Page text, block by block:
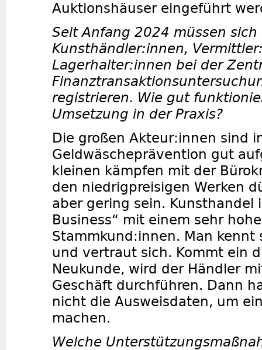
Auktionshäuser eingeführt
Seit Anfang 2024 müssen sich
Kunsthändler:innen,
Lagerhalter:innen bei der
registrieren. Wie gut
Umsetzung in der Praxis?
Die großen Akteur:innen sind
Geldwäscheprävention gut
kleinen kämpfen mit der
den niedrigpreisigen Werken
aber gering sein. Kunsthandel
Business“ mit einem sehr
Stammkund:innen. Man kennt
und vertraut sich. Kommt ein
Neukunde, wird der Händler
Geschäft durchführen. Dann
nicht die Ausweisdaten, um
machen.
Welche